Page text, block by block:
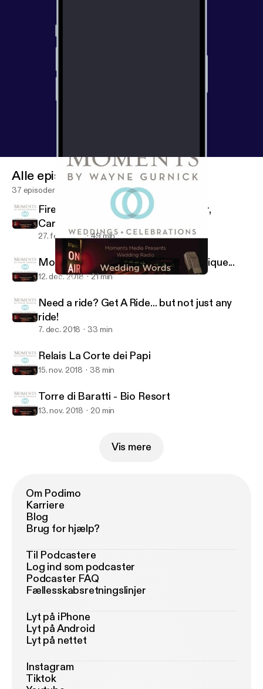
Relais La Corte dei Papi
Alle episoder
37 episoder
Firenze Convention Bureau Director,
Carlotta Ferrari
27. feb. 2019 49 min
More than just cookies... they are unique...
12. dec. 2018 21 min
Need a ride? Get A Ride... but not just any
ride!
7. dec. 2018 33 min
Relais La Corte dei Papi
15. nov. 2018 38 min
Torre di Baratti - Bio Resort
13. nov. 2018 20 min
Vis mere
Om Podimo
Karriere
Blog
Brug for hjælp?
Til Podcastere
Log ind som podcaster
Podcaster FAQ
Fællesskabsretningslinjer
Lyt på iPhone
Lyt på Android
Lyt på nettet
Instagram
Tiktok